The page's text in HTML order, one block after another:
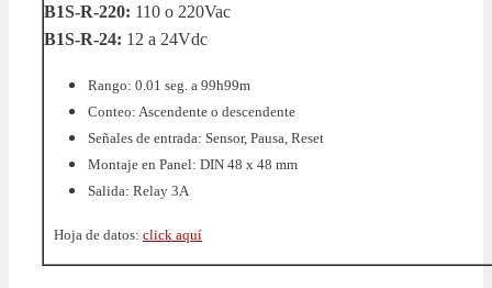
B1S-R-220: 110 o 220Vac
B1S-R-24: 12 a 24Vdc
Rango: 0.01 seg. a 99h99m
Conteo: Ascendente o descendente
Señales de entrada: Sensor, Pausa, Reset
Montaje en Panel: DIN 48 x 48 mm
Salida: Relay 3A
Hoja de datos: click aquí